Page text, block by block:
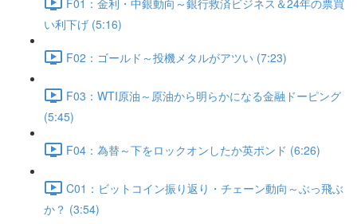
い利下げ (5:16)
F02：ゴールド～投機メタルがアツい (7:23)
F03：WTI原油～原油から明らかになる金融ドーピング
(5:45)
F04：為替～下をロックオンしたか英ポンド (6:26)
C01：ビットコイン振り返り・チェーン動向～ぶっ飛ぶ
か？ (3:54)